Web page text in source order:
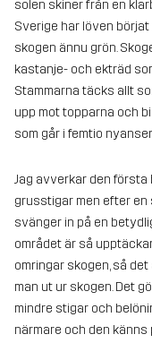
solen skiner från en
Sverige har löven
skogen ännu grön.
kastanje- och ekträd
Stammarna täcks allt
upp mot topparna och
som går i femtio
Jag avverkar den
grusstigar men efter
svänger in på en
området är så
omringar skogen, så
man ut ur skogen. Det
mindre stigar och
närmare och den känns